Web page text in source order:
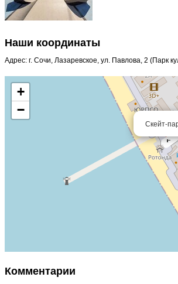
Наши координаты
Адрес: г. Сочи, Лазаревское, ул. Павлова, 2 (Парк
Скейт-
+
−
Комментарии